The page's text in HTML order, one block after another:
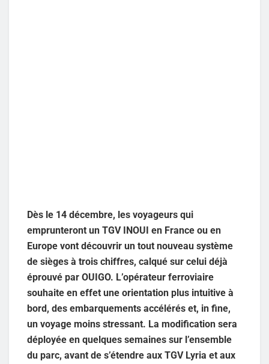
Dès le 14 décembre, les voyageurs qui
emprunteront un TGV INOUI en France ou en
Europe vont découvrir un tout nouveau système
de sièges à trois chiffres, calqué sur celui déjà
éprouvé par OUIGO. L’opérateur ferroviaire
souhaite en effet une orientation plus intuitive à
bord, des embarquements accélérés et, in fine,
un voyage moins stressant. La modification sera
déployée en quelques semaines sur l’ensemble
du parc, avant de s’étendre aux TGV Lyria et aux